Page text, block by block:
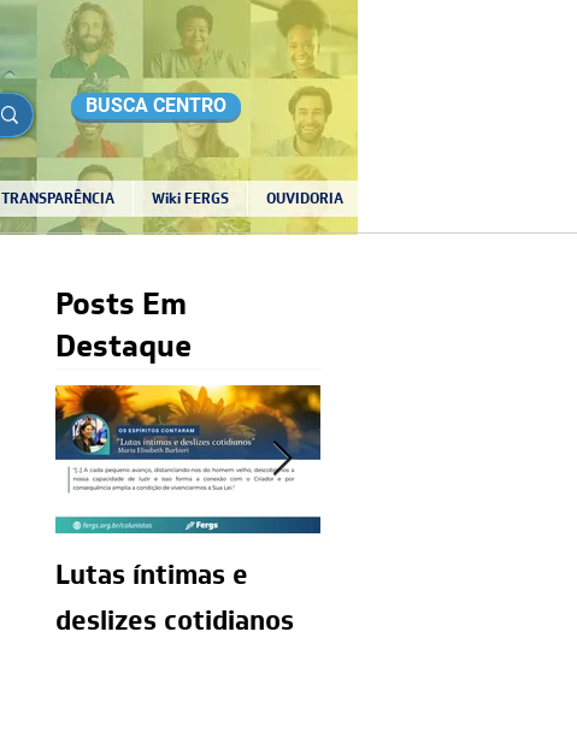
TRANSPARÊNCIA Wiki FERGS OUVIDORIA
BUSCA CENTRO
Posts Em
Destaque
Lutas íntimas e
deslizes cotidianos